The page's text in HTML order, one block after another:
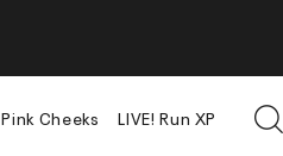
Pink Cheeks LIVE! Run XP